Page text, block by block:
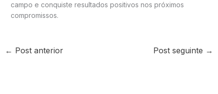
campo e conquiste resultados positivos nos próximos
compromissos.
← Post anterior Post seguinte →